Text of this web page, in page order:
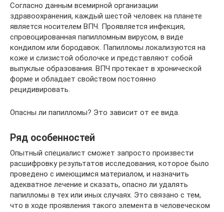
Согласно данным всемирной организации
здравоохранения, каждый шестой человек на планете
является носителем ВПЧ. Проявляется инфекция,
спровоцированная папилломным вирусом, в виде
кондилом или бородавок. Папилломы локализуются на
коже и слизистой оболочке и представляют собой
выпуклые образования. ВПЧ протекает в хронической
форме и обладает свойством постоянно
рецидивировать.
Опасны ли папилломы? Это зависит от ее вида.
Ряд особенностей
Опытный специалист сможет запросто произвести
расшифровку результатов исследования, которое было
проведено с имеющимся материалом, и назначить
адекватное лечение и сказать, опасно ли удалять
папилломы в тех или иных случаях. Это связано с тем,
что в ходе проявления такого элемента в человеческом